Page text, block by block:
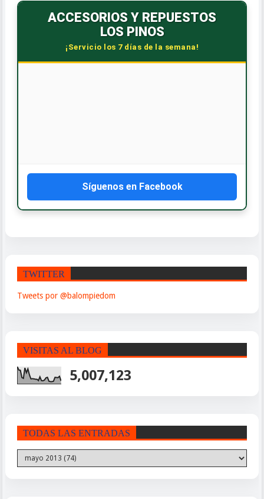
ACCESORIOS Y REPUESTOS
LOS PINOS
¡Servicio los 7 días de la semana!
Síguenos en Facebook
TWITTER
Tweets por @balompiedom
VISITAS AL BLOG
5,007,123
TODAS LAS ENTRADAS